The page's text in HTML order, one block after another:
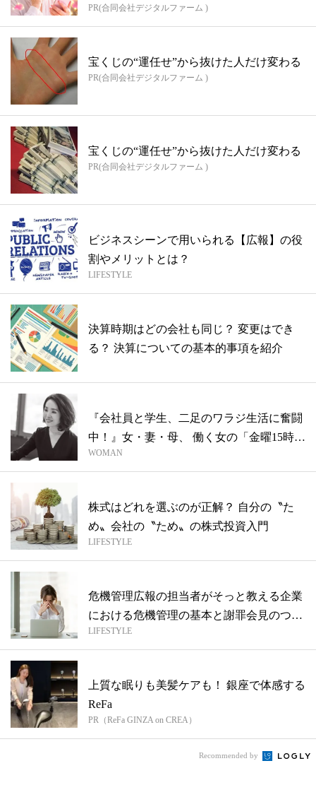
PR(合同会社デジタルファーム )
宝くじの“運任せ”から抜けた人だけ変わる
PR(合同会社デジタルファーム )
宝くじの“運任せ”から抜けた人だけ変わる
PR(合同会社デジタルファーム )
ビジネスシーンで用いられる【広報】の役
割やメリットとは？
LIFESTYLE
決算時期はどの会社も同じ？ 変更はでき
る？ 決算についての基本的事項を紹介
『会社員と学生、二足のワラジ生活に奮闘
中！』女・妻・母、 働く女の「金曜15時
半...
WOMAN
株式はどれを選ぶのが正解？ 自分の〝た
め〟会社の〝ため〟の株式投資入門
LIFESTYLE
危機管理広報の担当者がそっと教える企業
における危機管理の基本と謝罪会見のつく
り方...
LIFESTYLE
上質な眠りも美髪ケアも！ 銀座で体感する
ReFa
PR（ReFa GINZA on CREA）
Recommended by